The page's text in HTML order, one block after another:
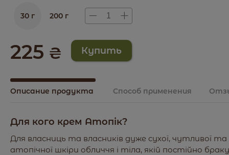
30 г 200 г
225 ₴
Описание продукта Способ применения
Для кого крем Атопік?
Для власниць та власників дуже сухої, чутливої та
атопічної шкіри обличчя і тіла, якій постійно